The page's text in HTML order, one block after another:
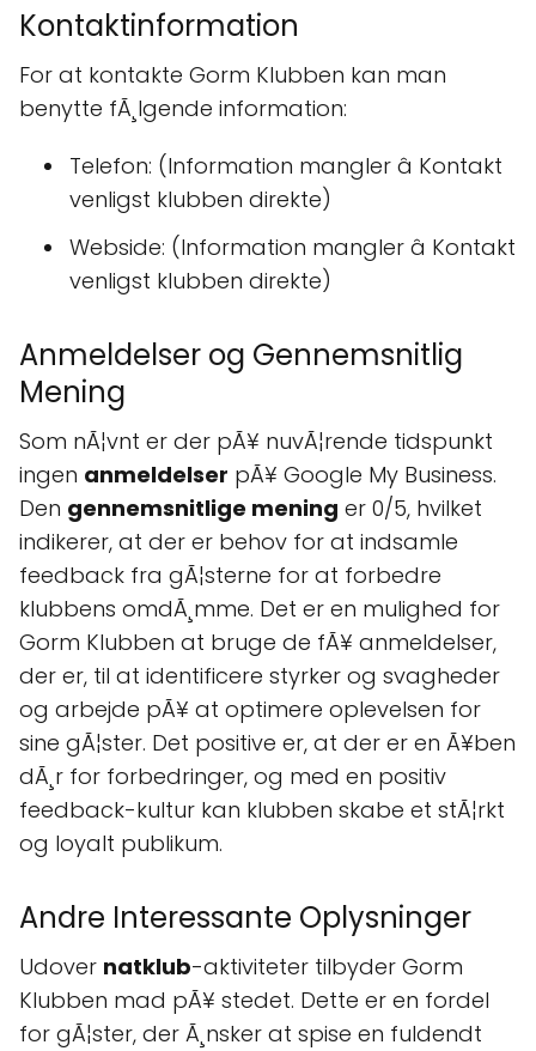
Kontaktinformation
For at kontakte Gorm Klubben kan man
benytte fÃ¸lgende information:
Telefon: (Information mangler â Kontakt
venligst klubben direkte)
Webside: (Information mangler â Kontakt
venligst klubben direkte)
Anmeldelser og Gennemsnitlig
Mening
Som nÃ¦vnt er der pÃ¥ nuvÃ¦rende tidspunkt
ingen anmeldelser pÃ¥ Google My Business.
Den gennemsnitlige mening er 0/5, hvilket
indikerer, at der er behov for at indsamle
feedback fra gÃ¦sterne for at forbedre
klubbens omdÃ¸mme. Det er en mulighed for
Gorm Klubben at bruge de fÃ¥ anmeldelser,
der er, til at identificere styrker og svagheder
og arbejde pÃ¥ at optimere oplevelsen for
sine gÃ¦ster. Det positive er, at der er en Ã¥ben
dÃ¸r for forbedringer, og med en positiv
feedback-kultur kan klubben skabe et stÃ¦rkt
og loyalt publikum.
Andre Interessante Oplysninger
Udover natklub-aktiviteter tilbyder Gorm
Klubben mad pÃ¥ stedet. Dette er en fordel
for gÃ¦ster, der Ã¸nsker at spise en fuldendt